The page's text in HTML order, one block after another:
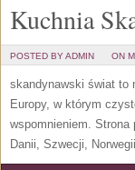
Kuchnia
POSTED BY ADMIN ON
skandynawski świat to
Europy, w którym
wspomnieniem.
Danii, Szwecji,